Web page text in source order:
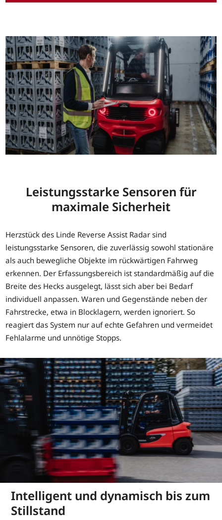
Leistungsstarke Sensoren für
maximale Sicherheit
Herzstück des Linde Reverse Assist Radar sind
leistungsstarke Sensoren, die zuverlässig sowohl stationäre
als auch bewegliche Objekte im rückwärtigen Fahrweg
erkennen. Der Erfassungsbereich ist standardmäßig auf die
Breite des Hecks ausgelegt, lässt sich aber bei Bedarf
individuell anpassen. Waren und Gegenstände neben der
Fahrstrecke, etwa in Blocklagern, werden ignoriert. So
reagiert das System nur auf echte Gefahren und vermeidet
Fehlalarme und unnötige Stopps.
Intelligent und dynamisch bis zum
Stillstand